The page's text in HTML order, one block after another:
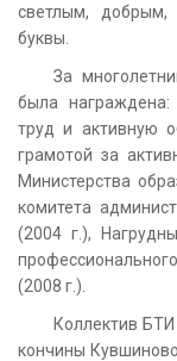
светлым,
буквы.
За
была награждена:
труд и активную
грамотой за
Министерства
комитета
(2004 г.),
(2008 г.).
Коллектив
кончины